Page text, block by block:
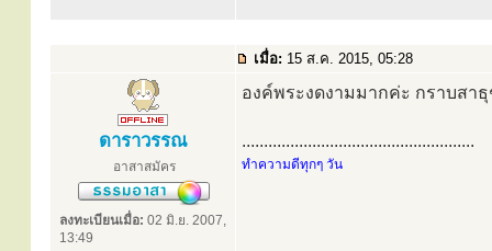
เมื่อ: 15 ส.ค. 2015, 05:28
ดาราวรรณ
อาสาสมัคร
ลงทะเบียนเมื่อ: 02 มิ.ย. 2007,
13:49
องค์พระงดงามมากค่ะ กราบสา
.....................................................
ทำความดีทุกๆ วัน